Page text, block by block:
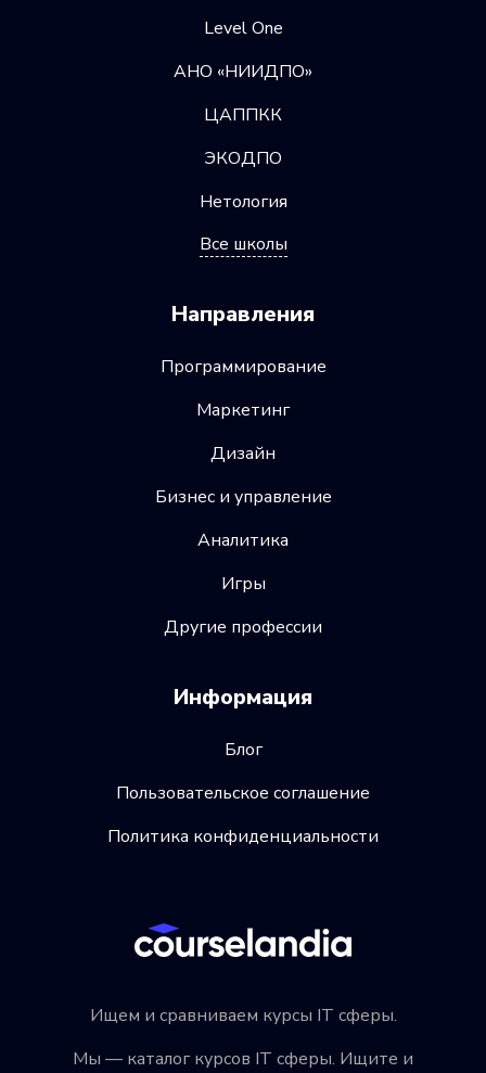
Ищем и сравниваем курсы IT сферы.
Мы — каталог курсов IT сферы. Ищите и
Level One
АНО «НИИДПО»
ЦАППКК
ЭКОДПО
Нетология
Все школы
Направления
Программирование
Маркетинг
Дизайн
Бизнес и управление
Аналитика
Игры
Другие профессии
Информация
Блог
Пользовательское соглашение
Политика конфиденциальности